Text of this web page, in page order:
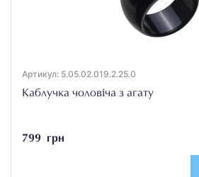
Артикул: 5.05.02.019.2.25.0
Каблучка чоловіча з агату
799 грн